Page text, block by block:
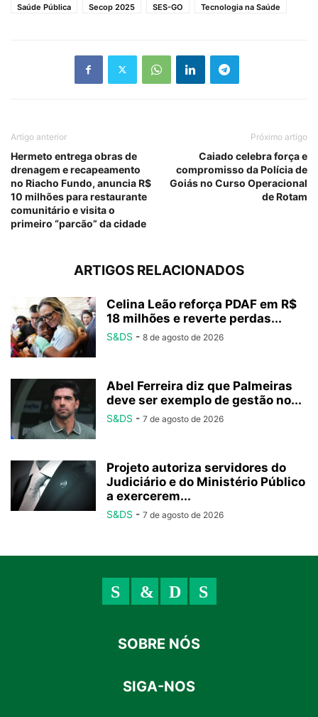
Saúde Pública
Secop 2025 SES-GO Tecnologia na Saúde
Artigo anterior
Hermeto entrega obras de
drenagem e recapeamento
no Riacho Fundo, anuncia R$
10 milhões para restaurante
comunitário e visita o
primeiro “parcão” da cidade
Próximo artigo
Caiado celebra força e
compromisso da Polícia de
Goiás no Curso Operacional
de Rotam
ARTIGOS RELACIONADOS
Celina Leão reforça PDAF em R$
18 milhões e reverte perdas...
S&DS - 8 de agosto de 2026
Abel Ferreira diz que Palmeiras
deve ser exemplo de gestão no...
S&DS - 7 de agosto de 2026
Projeto autoriza servidores do
Judiciário e do Ministério Público
a exercerem...
S&DS - 7 de agosto de 2026
SOBRE NÓS
SIGA-NOS